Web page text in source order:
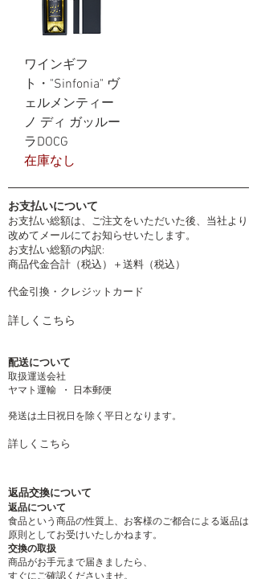
ワインギフ
ト・"Sinfonia" ヴ
ェルメンティー
ノ ディ ガッルー
ラDOCG
在庫なし
お支払いについて
お支払い総額は、ご注文をいただいた後、当社より
改めてメールにてお知らせいたします。
お支払い総額の内訳:
商品代金合計（税込）＋送料（税込）
代金引換・クレジットカード
詳しくこちら
配送について
取扱運送会社
ヤマト運輸 ・ 日本郵便
発送は土日祝日を除く平日となります。
詳しくこちら
返品交換について
返品について
食品という商品の性質上、お客様のご都合による返品は
原則としてお受けいたしかねます。
交換の取扱
商品がお手元まで届きましたら、
すぐにご確認くださいませ。